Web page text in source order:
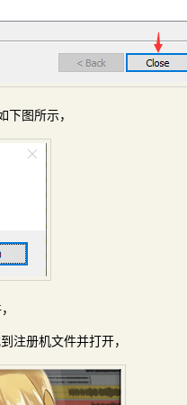
下图所示，
注册机文件并打开，